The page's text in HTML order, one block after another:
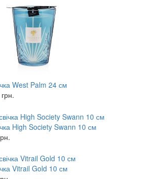
West Palm 24 см
грн.
High Society Swann 10 см
Vitrail Gold 10 см